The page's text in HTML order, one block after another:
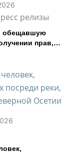
релизы
обещавшую
прав,